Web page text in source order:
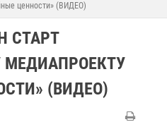
ценности» (ВИДЕО)
СТАРТ
(ВИДЕО)